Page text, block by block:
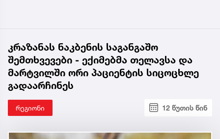
კრაზანას ნაკბენის საგანგაშო
შემთხვევები - ექიმებმა თელავსა და
მარტვილში ორი პაციენტის სიცოცხლე
გადაარჩინეს
რეგიონი 12 წუთის წინ